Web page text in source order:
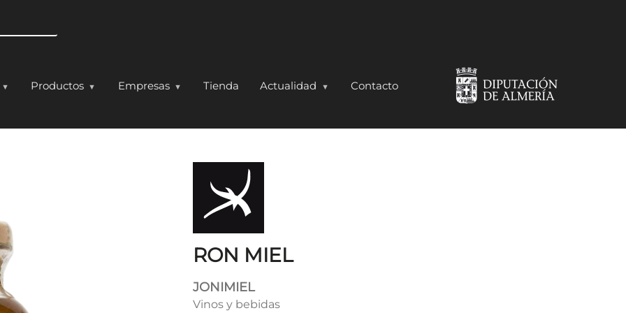
Productos Empresas Tienda Actualidad Contacto
RON MIEL
JONIMIEL
Vinos y bebidas